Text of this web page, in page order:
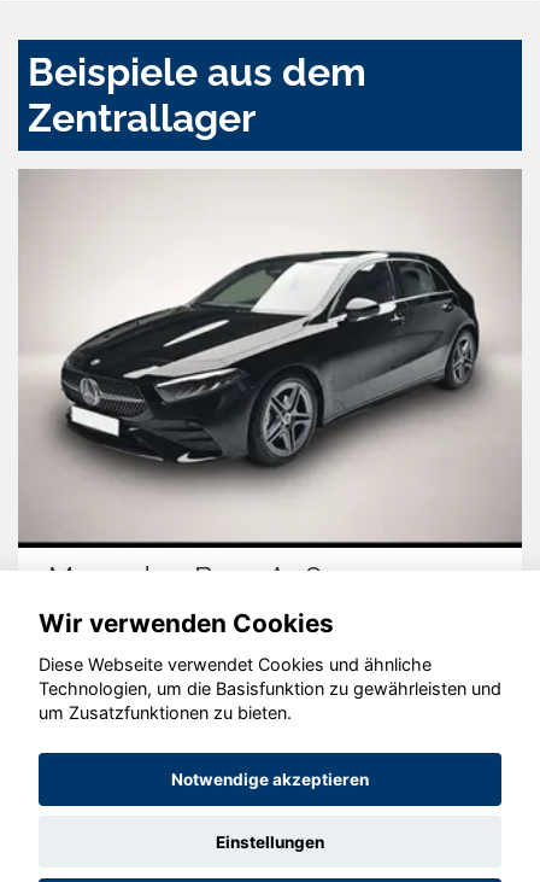
Beispiele aus dem
Zentrallager
Mercedes-Benz A 180
© konjunkturmotor.de GmbH 2020 - 2026
Wir verwenden Cookies
Diese Webseite verwendet Cookies und ähnliche
Technologien, um die Basisfunktion zu gewährleisten und
um Zusatzfunktionen zu bieten.
Notwendige akzeptieren
Einstellungen